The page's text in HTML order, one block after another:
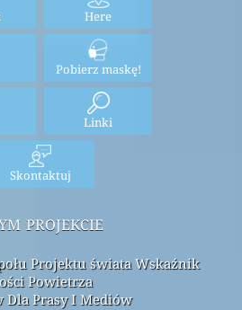
Here
Pobierz maskę!
Linki
Skontaktuj
projekcie
Projektu świata Wskaźnik
Powietrza
Dla Prasy I Mediów